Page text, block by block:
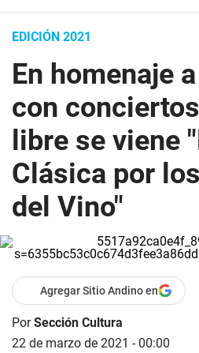
EDICIÓN 2021
En homenaje
con
libre se viene
Clásica por
del Vino"
Agregar Sitio Andino en
PorSección Cultura
22 de marzo de 2021 - 00:00